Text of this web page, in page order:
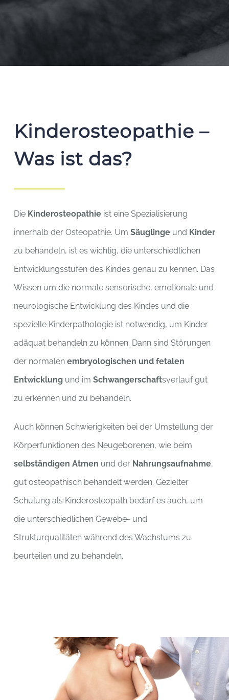
Kinder­osteopathie –
Was ist das?
Die Kinderosteopathieist eine Spezialisierung
innerhalb der Osteopathie. Um Säuglingeund Kinder
zu behandeln, ist es wichtig, die unterschiedlichen
Entwicklungsstufen des Kindes genau zu kennen. Das
Wissen um die normale sensorische, emotionale und
neurologische Entwicklung des Kindes und die
spezielle Kinderpathologie ist notwendig, um Kinder
adäquat behandeln zu können. Dann sind Störungen
der normalen embryologischen und fetalen
Entwicklungund im Schwangerschaftsverlauf gut
zu erkennen und zu behandeln.
Auch können Schwierigkeiten bei der Umstellung der
Körperfunktionen des Neugeborenen, wie beim
selbständigen Atmen und der Nahrungsaufnahme,
gut osteopathisch behandelt werden. Gezielter
Schulung als Kinderosteopath bedarf es auch, um
die unterschiedlichen Gewebe- und
Strukturqualitäten während des Wachstums zu
beurteilen und zu behandeln.